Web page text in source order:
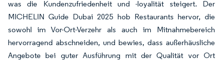
was die Kundenzufriedenheit und -loyalität steigert. Der
MICHELIN Guide Dubai 2025 hob Restaurants hervor, die
sowohl im Vor-Ort-Verzehr als auch im Mitnahmebereich
hervorragend abschneiden, und bewies, dass außerhäusliche
Angebote bei guter Ausführung mit der Qualität vor Ort